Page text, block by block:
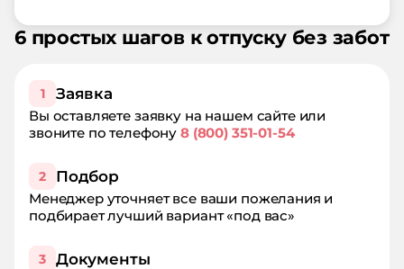
6 простых шагов к отпуску без забот
1 Заявка
Вы оставляете заявку на нашем сайте или
звоните по телефону8 (800) 351-01-54
2 Подбор
Менеджер уточняет все ваши пожелания и
подбирает лучший вариант «под вас»
3 Документы